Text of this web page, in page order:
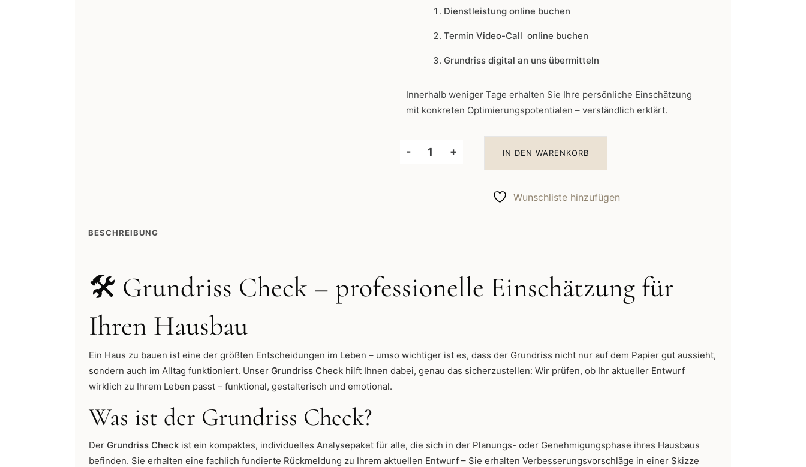
Dienstleistung online buchen
Termin Video-Call online buchen
Grundriss digital an uns übermitteln
Innerhalb weniger Tage erhalten Sie Ihre persönliche Einschätzung
mit konkreten Optimierungspotentialen – verständlich erklärt.
-
Grundriss
+ IN DEN WARENKORB
Wunschliste hinzufügen
BESCHREIBUNG
🛠️ Grundriss Check – professionelle Einschätzung für
Ihren Hausbau
Ein Haus zu bauen ist eine der größten Entscheidungen im Leben – umso wichtiger ist es, dass der Grundriss nicht nur auf dem Papier gut aussieht,
sondern auch im Alltag funktioniert. Unser Grundriss Check hilft Ihnen dabei, genau das sicherzustellen: Wir prüfen, ob Ihr aktueller Entwurf
wirklich zu Ihrem Leben passt – funktional, gestalterisch und emotional.
Was ist der Grundriss Check?
Der Grundriss Check ist ein kompaktes, individuelles Analysepaket für alle, die sich in der Planungs- oder Genehmigungsphase ihres Hausbaus
befinden. Sie erhalten eine fachlich fundierte Rückmeldung zu Ihrem aktuellen Entwurf – Sie erhalten Verbesserungsvorschläge in einer Skizze